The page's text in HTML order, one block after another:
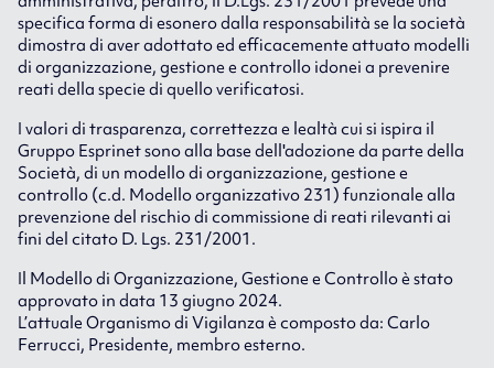
specifica forma di esonero dalla responsabilità se la società
dimostra di aver adottato ed efficacemente attuato modelli
di organizzazione, gestione e controllo idonei a prevenire
reati della specie di quello verificatosi.
I valori di trasparenza, correttezza e lealtà cui si ispira il
Gruppo Esprinet sono alla base dell'adozione da parte della
Società, di un modello di organizzazione, gestione e
controllo (c.d. Modello organizzativo 231) funzionale alla
prevenzione del rischio di commissione di reati rilevanti ai
fini del citato D. Lgs. 231/2001.
Il Modello di Organizzazione, Gestione e Controllo è stato
approvato in data 13 giugno 2024.
L’attuale Organismo di Vigilanza è composto da: Carlo
Ferrucci, Presidente, membro esterno.